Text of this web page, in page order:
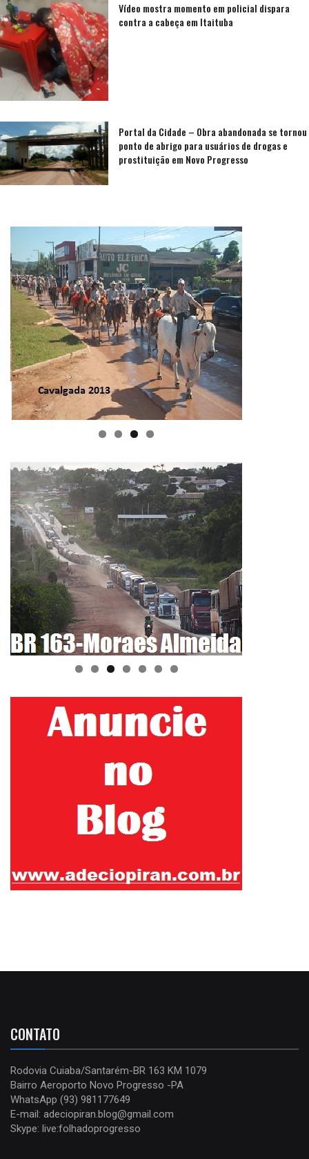
Vídeo mostra momento em policial dispara
contra a cabeça em Itaituba
Portal da Cidade – Obra abandonada se tornou
ponto de abrigo para usuários de drogas e
prostituição em Novo Progresso
CONTATO
Rodovia Cuiaba/Santarém-BR 163 KM 1079
Bairro Aeroporto Novo Progresso -PA
WhatsApp (93) 981177649
E-mail: adeciopiran.blog@gmail.com
Skype: live:folhadoprogresso